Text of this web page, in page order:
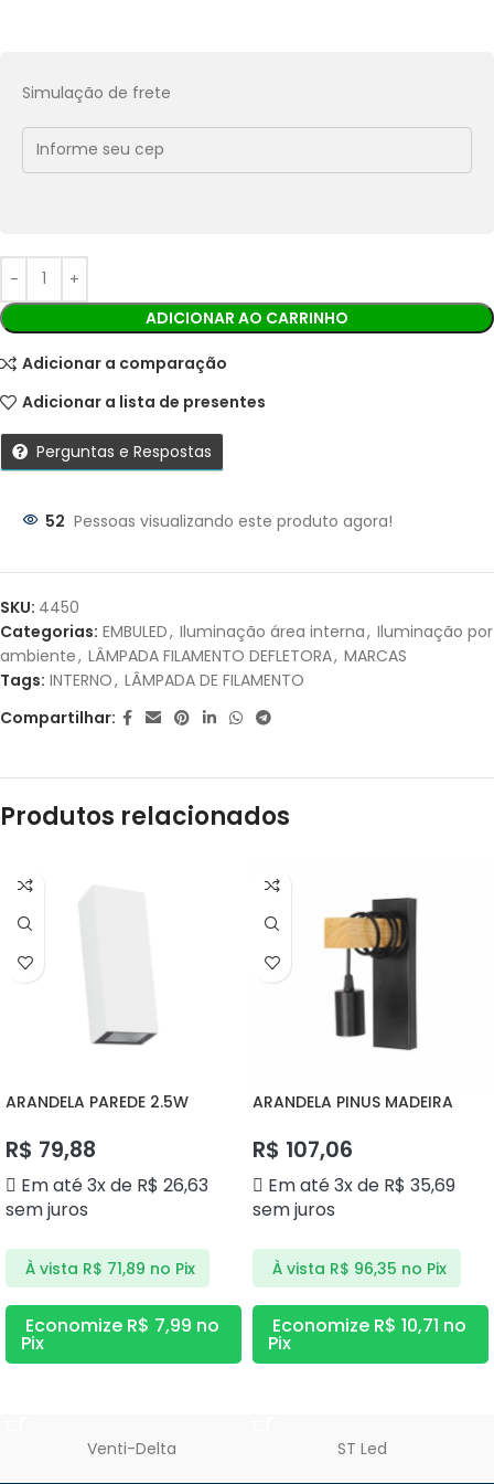
Ao finalizar sua compra você receberá os detalhes para
realizar o pagamento.
Parcelas:
JUROS
2X DE R$34,25SEM
JUROS
R$68,50
Simulação de frete
ADICIONAR AO CARRINHO
Adicionar a comparação
Adicionar a lista de presentes
Perguntas e Respostas
52 Pessoas visualizando este produto agora!
SKU: 4450
Categorias: EMBULED, Iluminação área interna, Iluminação por
ambiente, LÂMPADA FILAMENTO DEFLETORA, MARCAS
Tags: INTERNO, LÂMPADA DE FILAMENTO
Compartilhar:
Produtos relacionados
ARANDELA PAREDE 2.5W
R$ 79,88
Em até 3x de R$ 26,63
sem juros
À vista R$ 71,89 no Pix
Economize R$ 7,99 no
Pix
ARANDELA PINUS MADEIRA
R$ 107,06
Em até 3x de R$ 35,69
sem juros
À vista R$ 96,35 no Pix
Economize R$ 10,71 no
Pix
Venti-Delta ST Led